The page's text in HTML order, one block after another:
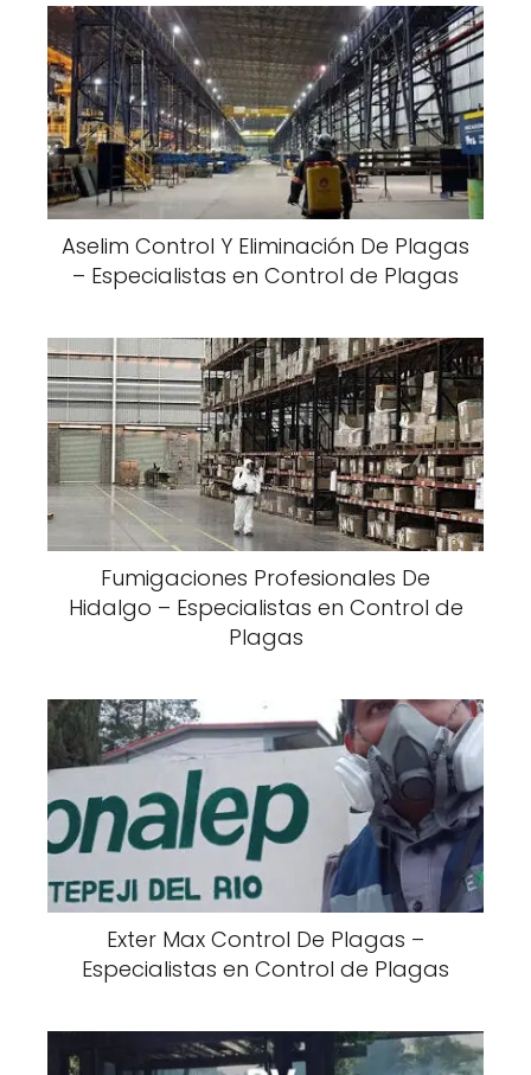
Aselim Control Y Eliminación De Plagas
– Especialistas en Control de Plagas
Fumigaciones Profesionales De
Hidalgo – Especialistas en Control de
Plagas
Exter Max Control De Plagas –
Especialistas en Control de Plagas